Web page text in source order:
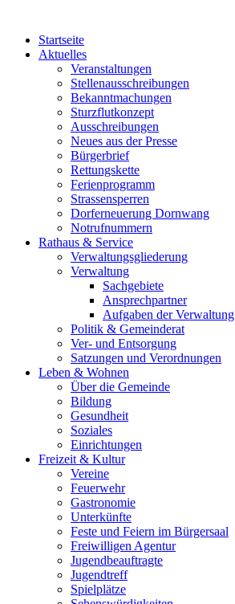
Startseite
Aktuelles
Veranstaltungen
Stellenausschreibungen
Bekanntmachungen
Sturzflutkonzept
Ausschreibungen
Neues aus der Presse
Bürgerbrief
Rettungskette
Ferienprogramm
Strassensperren
Dorferneuerung Dornwang
Notrufnummern
Rathaus & Service
Verwaltungsgliederung
Verwaltung
Sachgebiete
Ansprechpartner
Aufgaben der Verwaltung
Politik & Gemeinderat
Ver- und Entsorgung
Satzungen und Verordnungen
Leben & Wohnen
Über die Gemeinde
Bildung
Gesundheit
Soziales
Einrichtungen
Freizeit & Kultur
Vereine
Feuerwehr
Gastronomie
Unterkünfte
Feste und Feiern im Bürgersaal
Freiwilligen Agentur
Jugendbeauftragte
Jugendtreff
Spielplätze